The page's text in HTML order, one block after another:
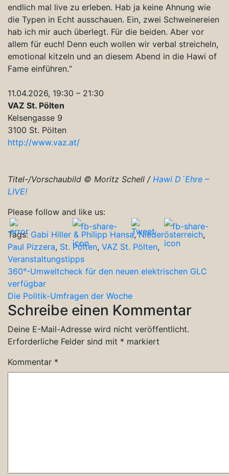
endlich mal live zu erleben. Hab ja keine Ahnung wie
die Typen in Echt ausschauen. Ein, zwei Schweinereien
hab ich mir auch überlegt. Für die beiden. Aber vor
allem für euch! Denn euch wollen wir verbal streicheln,
emotional kitzeln und an diesem Abend in die Hawi of
Fame einführen.“
11.04.2026, 19:30 – 21:30
VAZ St. Pölten
Kelsengasse 9
3100 St. Pölten
http://www.vaz.at/
Titel-/Vorschaubild © Moritz Schell / Hawi D´Ehre –
LIVE!
Please follow and like us:
Tags: Gabi Hiller & Philipp Hansa,Niederösterreich,
Paul Pizzera, St. Pölten, VAZ St. Pölten,
Veranstaltungstipps
Beitragsnavigation
360°-Umweltcheck für den neuen elektrischen GLC
verfügbar
Die Politik-Umfragen der Woche
Schreibe einen Kommentar
Deine E-Mail-Adresse wird nicht veröffentlicht.
Erforderliche Felder sind mit * markiert
Kommentar *